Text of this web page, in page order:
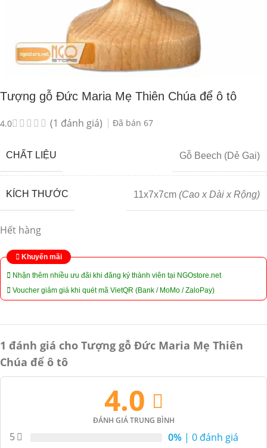
Tượng gỗ Đức Maria Mẹ Thiên Chúa để ô tô
4.0 (1 đánh giá) Đã bán 67
CHẤT LIỆU Gỗ Beech (Dẻ Gai)
KÍCH THƯỚC 11x7x7cm (Cao x Dài x Rộng)
Hết hàng
Khuyến mãi
Nhận thêm nhiều ưu đãi khi đăng ký thành viên tại NGOstore.net
Voucher giảm giá khi quét mã VietQR (Bank / MoMo / ZaloPay)
1 đánh giá cho Tượng gỗ Đức Maria Mẹ Thiên
Chúa để ô tô
4.0
ĐÁNH GIÁ TRUNG BÌNH
5 0% | 0 đánh giá